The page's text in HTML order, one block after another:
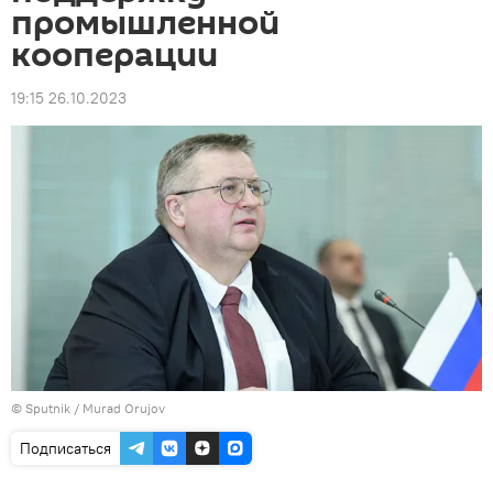
промышленной
кооперации
19:15 26.10.2023
© Sputnik / Murad Orujov
Подписаться